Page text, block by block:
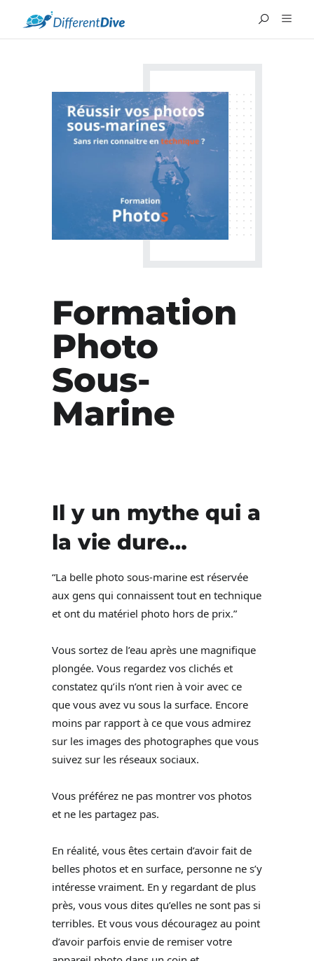
Formation
Photo
Sous-
Marine
Il y un mythe qui a
la vie dure…
“La belle photo sous-marine est réservée
aux gens qui connaissent tout en technique
et ont du matériel photo hors de prix.”
Vous sortez de l’eau après une magnifique
plongée. Vous regardez vos clichés et
constatez qu’ils n’ont rien à voir avec ce
que vous avez vu sous la surface. Encore
moins par rapport à ce que vous admirez
sur les images des photographes que vous
suivez sur les réseaux sociaux.
Vous préférez ne pas montrer vos photos
et ne les partagez pas.
En réalité, vous êtes certain d’avoir fait de
belles photos et en surface, personne ne s’y
intéresse vraiment. En y regardant de plus
près, vous vous dites qu’elles ne sont pas si
terribles. Et vous vous découragez au point
d’avoir parfois envie de remiser votre